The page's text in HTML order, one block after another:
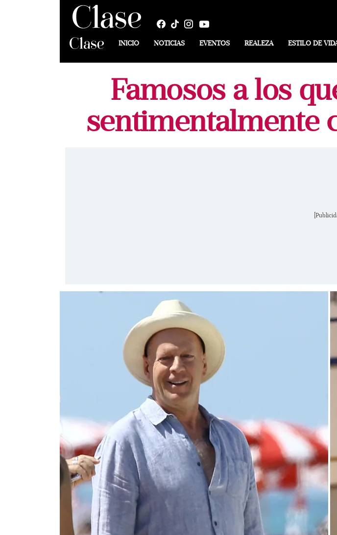
INICIO NOTICIAS EVENTOS REALEZA ESTILO DE
Famosos a los
sentimentalmente